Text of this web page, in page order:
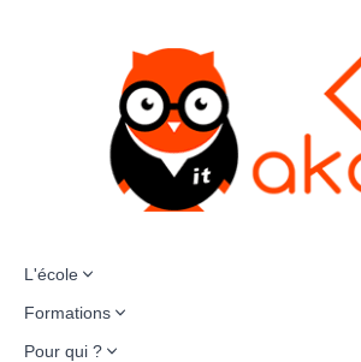
L'école
Formations
Pour qui ?